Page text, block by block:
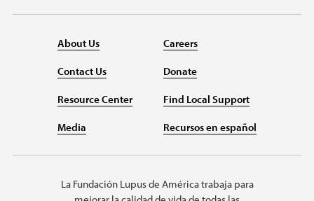
About Us
Contact Us
Resource Center
Media
Careers
Donate
Find Local Support
Recursos en español
La Fundación Lupus de América trabaja para